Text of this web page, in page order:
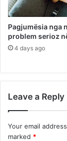
Pagjumësia nga
problem serioz
4 days ago
Leave a Reply
Your email
marked *